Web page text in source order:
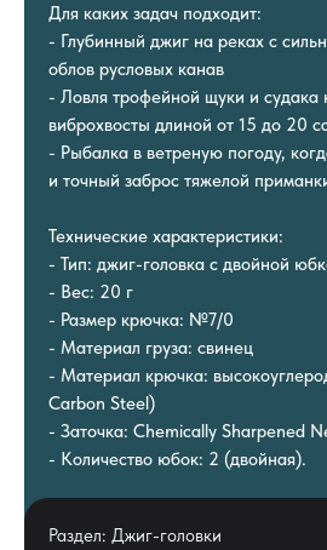
Для каких задач подходит:
- Глубинный джиг на реках с
облов русловых канав
- Ловля трофейной щуки и
виброхвосты длиной от 15 до 20
- Рыбалка в ветреную погоду,
и точный заброс тяжелой
Технические характеристики:
- Тип: джиг-головка с двойной
- Вес: 20 г
- Размер крючка: №7/0
- Материал груза: свинец
- Материал крючка:
Carbon Steel)
- Заточка: Chemically Sharpened
- Количество юбок: 2 (двойная).
Раздел: Джиг-головки